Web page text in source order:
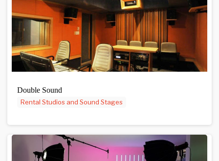
Double Sound
Rental Studios and Sound Stages